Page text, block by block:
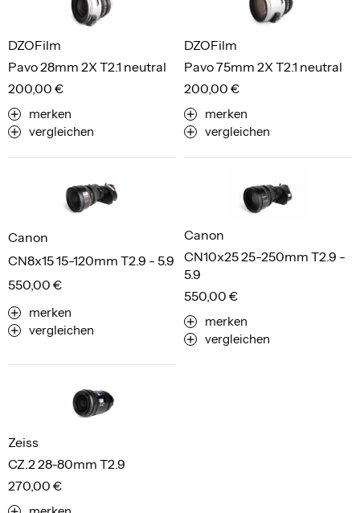
Pavo 28mm 2X T2.1 neutral
DZOFilm
200,00 €
merken
vergleichen
Pavo 75mm 2X T2.1 neutral
DZOFilm
200,00 €
merken
vergleichen
CN8x15 15-120mm T2.9 - 5.9
Canon
550,00 €
merken
vergleichen
CN10x25 25-250mm T2.9 -
5.9
Canon
550,00 €
merken
vergleichen
CZ.2 28-80mm T2.9
Zeiss
270,00 €